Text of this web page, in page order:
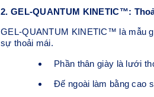
2. GEL-QUANTUM KINETIC™:
GEL-QUANTUM KINETIC™ là mẫu
sự thoải mái.
Phần thân giày là lưới
Đế ngoài làm bằng cao